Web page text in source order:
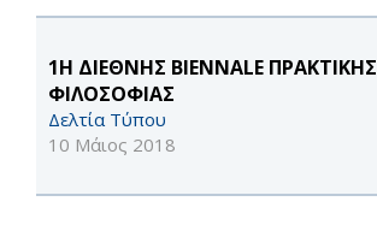
1Η ΔΙΕΘΝΗΣ BIENNALE ΠΡΑΚΤΙΚΗΣ
ΦΙΛΟΣΟΦΙΑΣ
Δελτία Τύπου
10 Μάιος 2018